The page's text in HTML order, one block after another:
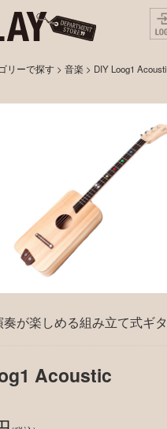
リーで探す >音楽 > DIY Loog1
が楽しめる組み立て式ギ
Acoustic